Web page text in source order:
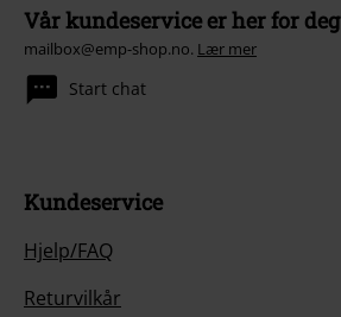
Vår kundeservice er her for deg
mailbox@emp-shop.no. Lær mer
Start chat
Kundeservice
Hjelp/FAQ
Returvilkår